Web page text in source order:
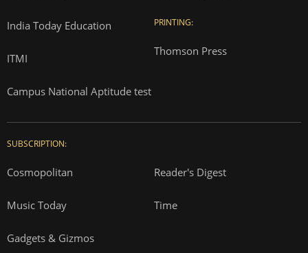
India Today Education
ITMI
Campus National Aptitude test
PRINTING:
Thomson Press
SUBSCRIPTION:
Cosmopolitan Reader's Digest
Music Today Time
Gadgets & Gizmos